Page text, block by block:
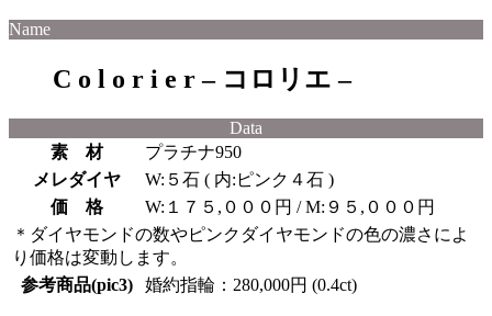
Name
C o l o r i e r – コロリエ –
Data
素 材
プラチナ950
メレダイヤ
W:５石 ( 内:ピンク４石 )
価 格
W:１７５,０００円 / M:９５,０００円
＊ダイヤモンドの数やピンクダイヤモンドの色の濃さによ
り価格は変動します。
参考商品(pic3)
婚約指輪：280,000円 (0.4ct)